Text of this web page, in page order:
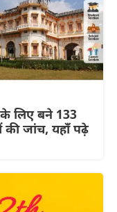
लिए बने 133
की जांच, यहाँ पढ़े